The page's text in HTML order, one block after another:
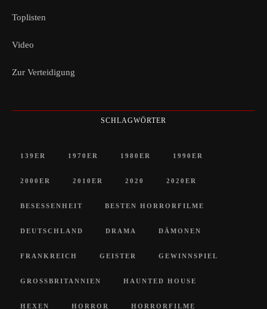
Toplisten
Video
Zur Verteidigung
SCHLAGWÖRTER
139ER 1970ER 1980ER 1990ER
2000ER 2010ER 2020 2020ER
BESESSENHEIT BESTEN HORRORFILME
DEUTSCHLAND DRAMA DÄMONEN
FRANKREICH GEISTER GEWINNSPIEL
GROSSBRITANNIEN HAUNTED HOUSE
HEXEN HORROR HORRORFILME